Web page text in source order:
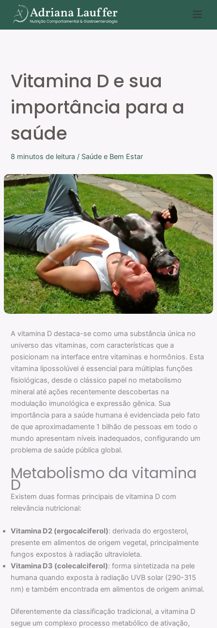
para
o
Vitamina D e sua
importância para a
saúde
8 minutos de leitura / Saúde e Bem Estar
A vitamina D destaca-se como uma substância única no
universo das vitaminas, com características que a
posicionam na interface entre vitaminas e hormônios. Esta
vitamina lipossolúvel é essencial para múltiplas funções
fisiológicas, desde o clássico papel no metabolismo
mineral até ações recentemente descobertas na
modulação imunológica e expressão gênica. Sua
importância para a saúde humana é evidenciada pelo fato
de que aproximadamente 1 bilhão de pessoas em todo o
mundo apresentam níveis inadequados, configurando um
problema de saúde pública global.
Metabolismo da vitamina
D
Existem duas formas principais de vitamina D com
relevância nutricional:
Vitamina D2 (ergocalciferol): derivada do ergosterol,
presente em alimentos de origem vegetal, principalmente
fungos expostos à radiação ultravioleta.
Vitamina D3 (colecalciferol): forma sintetizada na pele
humana quando exposta à radiação UVB solar (290-315
nm) e também encontrada em alimentos de origem animal.
Diferentemente da classificação tradicional, a vitamina D
segue um complexo processo metabólico de ativação,
e
i
a